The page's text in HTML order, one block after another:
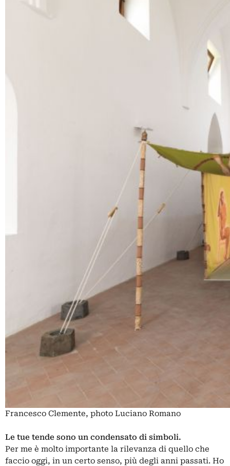
Francesco Clemente, photo Luciano Romano
Le tue tende sono un condensato di simboli.
Per me è molto importante la rilevanza di quello che
faccio oggi, in un certo senso, più degli anni passati. Ho